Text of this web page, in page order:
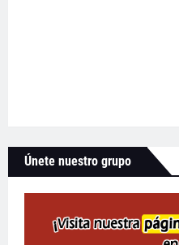
Únete nuestro grupo